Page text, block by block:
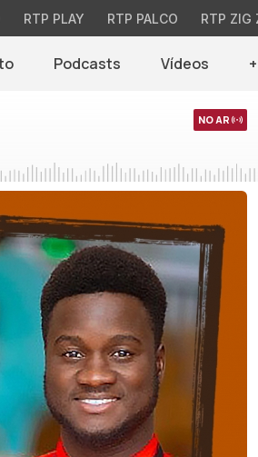
RTP PLAY RTP PALCO RTP ZIG
Podcasts Vídeos
NO AR